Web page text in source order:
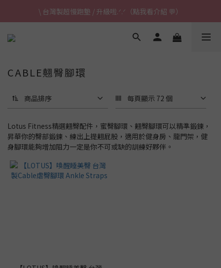
\ 台灣製超慢跑墊 / 升級啦.ᐟ.ᐟ（點我看介紹 💬）
\ 台灣製超慢跑墊 / 升級啦.ᐟ.ᐟ（點我看介紹 💬）
✈ 港澳免運｜滿HK$1,239免運 (指定商品)
CABLE翹臀腳環
商品排序 每頁顯示 72 個
Lotus Fitness精選翹臀配件，蜜臀腳環、翹臀腳環可以精準鍛鍊，
昇華你的臀部鍛鍊、練出上提翹屁股，適用於健身房、龍門架，健
身腳環能夠增加阻力一定是你不可或缺的訓練好夥伴。